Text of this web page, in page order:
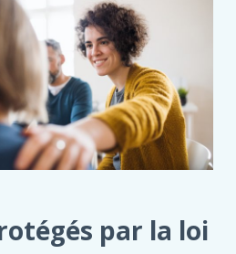
par la loi